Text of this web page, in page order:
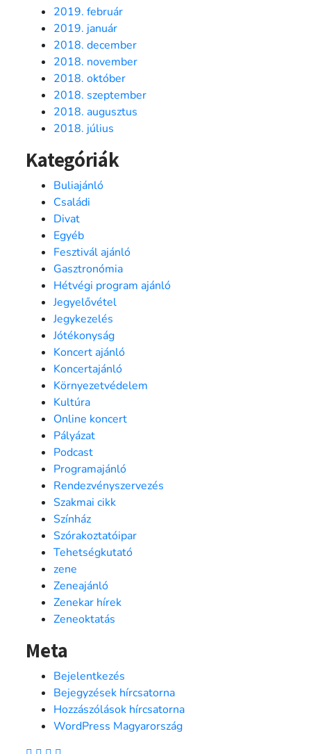
2019. február
2019. január
2018. december
2018. november
2018. október
2018. szeptember
2018. augusztus
2018. július
Kategóriák
Buliajánló
Családi
Divat
Egyéb
Fesztivál ajánló
Gasztronómia
Hétvégi program ajánló
Jegyelővétel
Jegykezelés
Jótékonyság
Koncert ajánló
Koncertajánló
Környezetvédelem
Kultúra
Online koncert
Pályázat
Podcast
Programajánló
Rendezvényszervezés
Szakmai cikk
Színház
Szórakoztatóipar
Tehetségkutató
zene
Zeneajánló
Zenekar hírek
Zeneoktatás
Meta
Bejelentkezés
Bejegyzések hírcsatorna
Hozzászólások hírcsatorna
WordPress Magyarország